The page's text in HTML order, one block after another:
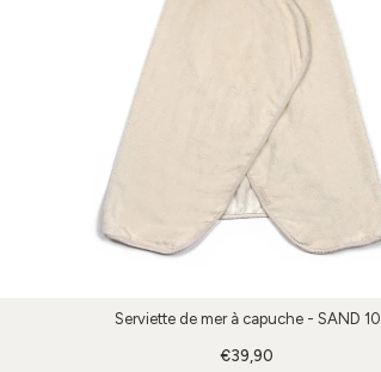
Serviette de mer à capuche - SAND 10
€39,90